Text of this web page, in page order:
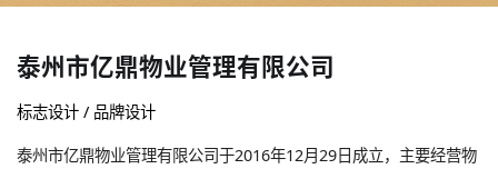
泰州市亿鼎物业管理有限公司
标志设计 / 品牌设计
泰州市亿鼎物业管理有限公司于2016年12月29日成立，主要经营物